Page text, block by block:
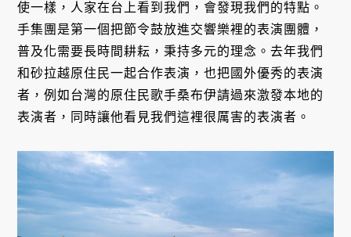
使一樣，人家在台上看到我們，會發現我們的特點。
手集團是第一個把節令鼓放進交響樂裡的表演團體，
普及化需要長時間耕耘，秉持多元的理念。去年我們
和砂拉越原住民一起合作表演，也把國外優秀的表演
者，例如台灣的原住民歌手桑布伊請過來激發本地的
表演者，同時讓他看見我們這裡很厲害的表演者。